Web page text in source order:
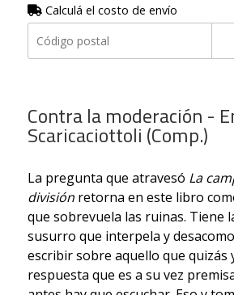
Calculá el costo de envío
Contra la moderación -
Scaricaciottoli (Comp.)
La pregunta que atravesó La
divisiónretorna en este libro
que sobrevuela las ruinas. Tiene
susurro que interpela y
escribir sobre aquello que quizás
respuesta que es a su vez